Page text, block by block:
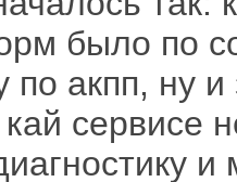
было по
по акпп, ну
сервисе